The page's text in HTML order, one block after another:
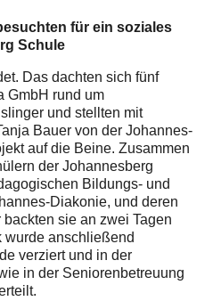
für ein soziales
Schule
Das dachten sich fünf
GmbH rund um
und stellten mit
Bauer von der Johannes-
auf die Beine. Zusammen
der Johannesberg
Bildungs- und
Diakonie, und deren
sie an zwei Tagen
wurde anschließend
verziert und in der
in der Seniorenbetreuung